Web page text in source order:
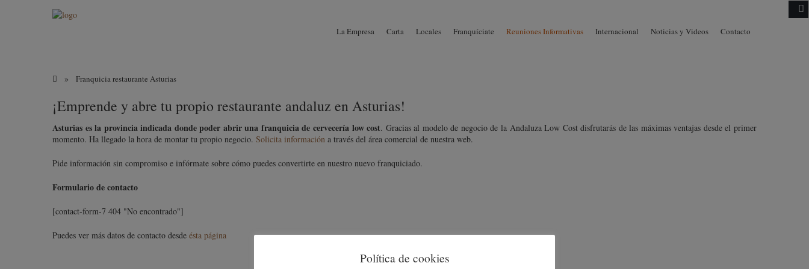
La Empresa Carta Locales Franquíciate Reuniones Informativas Internacional Noticias y Videos Contacto
» Franquicia restaurante Asturias
¡Emprende y abre tu propio restaurante andaluz en Asturias!
Asturias es la provincia indicada donde poder abrir una franquicia de cervecería low cost. Gracias al modelo de negocio de la Andaluza Low Cost disfrutarás de las máximas ventajas desde el primer
momento. Ha llegado la hora de montar tu propio negocio. Solicita información a través del área comercial de nuestra web.
Pide información sin compromiso e infórmate sobre cómo puedes convertirte en nuestro nuevo franquiciado.
Formulario de contacto
[contact-form-7 404 "No encontrado"]
Puedes ver más datos de contacto desde ésta página
Política de cookies